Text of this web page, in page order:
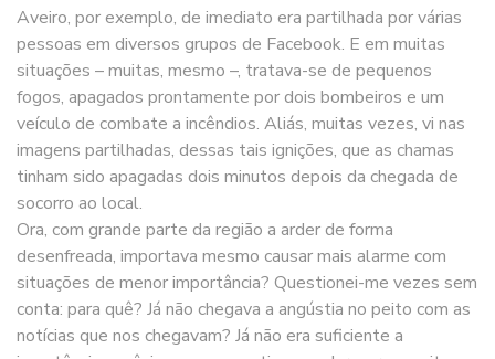
Aveiro, por exemplo, de imediato era partilhada por várias
pessoas em diversos grupos de Facebook. E em muitas
situações – muitas, mesmo –, tratava-se de pequenos
fogos, apagados prontamente por dois bombeiros e um
veículo de combate a incêndios. Aliás, muitas vezes, vi nas
imagens partilhadas, dessas tais ignições, que as chamas
tinham sido apagadas dois minutos depois da chegada de
socorro ao local.
Ora, com grande parte da região a arder de forma
desenfreada, importava mesmo causar mais alarme com
situações de menor importância? Questionei-me vezes sem
conta: para quê? Já não chegava a angústia no peito com as
notícias que nos chegavam? Já não era suficiente a